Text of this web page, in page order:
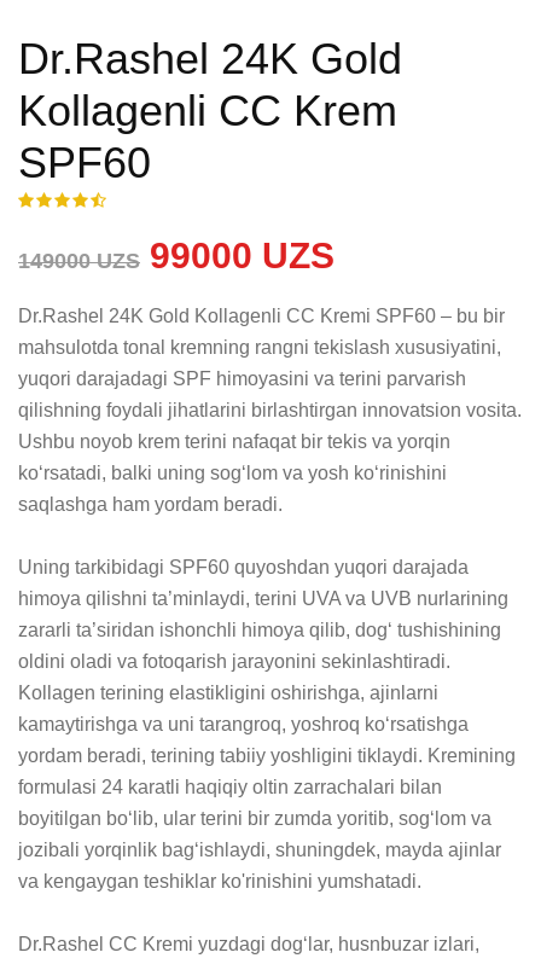
Dr.Rashel 24K Gold
Kollagenli CC Krem
SPF60
149000 UZS 99000 UZS
Dr.Rashel 24K Gold Kollagenli CC Kremi SPF60 – bu bir
mahsulotda tonal kremning rangni tekislash xususiyatini,
yuqori darajadagi SPF himoyasini va terini parvarish
qilishning foydali jihatlarini birlashtirgan innovatsion vosita.
Ushbu noyob krem terini nafaqat bir tekis va yorqin
ko‘rsatadi, balki uning sog‘lom va yosh ko‘rinishini
saqlashga ham yordam beradi.
Uning tarkibidagi SPF60 quyoshdan yuqori darajada
himoya qilishni ta’minlaydi, terini UVA va UVB nurlarining
zararli ta’siridan ishonchli himoya qilib, dog‘ tushishining
oldini oladi va fotoqarish jarayonini sekinlashtiradi.
Kollagen terining elastikligini oshirishga, ajinlarni
kamaytirishga va uni tarangroq, yoshroq ko‘rsatishga
yordam beradi, terining tabiiy yoshligini tiklaydi. Kremining
formulasi 24 karatli haqiqiy oltin zarrachalari bilan
boyitilgan bo‘lib, ular terini bir zumda yoritib, sog‘lom va
jozibali yorqinlik bag‘ishlaydi, shuningdek, mayda ajinlar
va kengaygan teshiklar ko'rinishini yumshatadi.
Dr.Rashel CC Kremi yuzdagi dog‘lar, husnbuzar izlari,